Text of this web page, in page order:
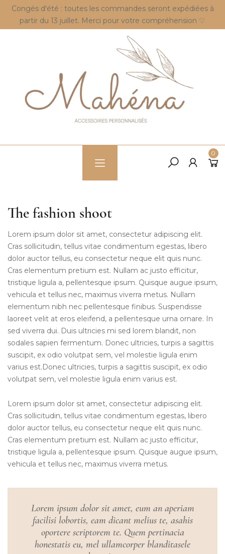
Congés d'été : toutes les commandes seront expédiées à
partir du 13 juillet. Merci pour votre compréhension ♡
0
The fashion shoot
Lorem ipsum dolor sit amet, consectetur adipiscing elit.
Cras sollicitudin, tellus vitae condimentum egestas, libero
dolor auctor tellus, eu consectetur neque elit quis nunc.
Cras elementum pretium est. Nullam ac justo efficitur,
tristique ligula a, pellentesque ipsum. Quisque augue ipsum,
vehicula et tellus nec, maximus viverra metus. Nullam
elementum nibh nec pellentesque finibus. Suspendisse
laoreet velit at eros eleifend, a pellentesque urna ornare. In
sed viverra dui. Duis ultricies mi sed lorem blandit, non
sodales sapien fermentum. Donec ultricies, turpis a sagittis
suscipit, ex odio volutpat sem, vel molestie ligula enim
varius est.Donec ultricies, turpis a sagittis suscipit, ex odio
volutpat sem, vel molestie ligula enim varius est.
Lorem ipsum dolor sit amet, consectetur adipiscing elit.
Cras sollicitudin, tellus vitae condimentum egestas, libero
dolor auctor tellus, eu consectetur neque elit quis nunc.
Cras elementum pretium est. Nullam ac justo efficitur,
tristique ligula a, pellentesque ipsum. Quisque augue ipsum,
vehicula et tellus nec, maximus viverra metus.
Lorem ipsum dolor sit amet, eum an aperiam
facilisi lobortis, eam dicant melius te, asahis
oportere scriptorem te. Quem pertinacia
honestatis eu, mel ullamcorper blanditasele